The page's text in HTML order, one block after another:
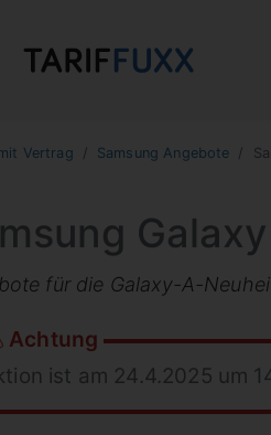
Vertrag Samsung Angebote
für die Galaxy-A-
Achtung
ist am 24.4.2025 um